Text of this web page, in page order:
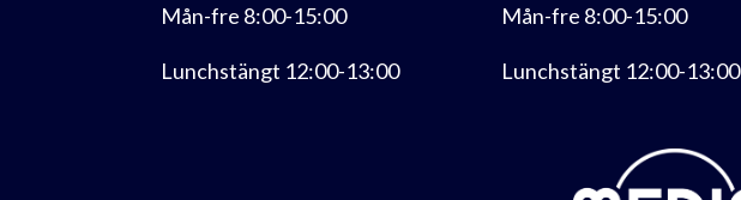
Mån-fre 8:00-15:00
Lunchstängt 12:00-13:00
Mån-fre 8:00-15:00
Lunchstängt 12:00-13:00